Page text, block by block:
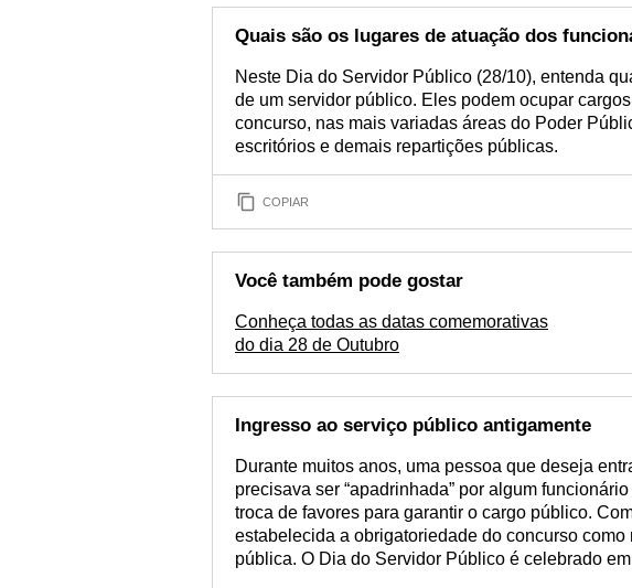
Quais são os lugares de atuação dos
Neste Dia do Servidor Público (28/10), entenda
de um servidor público. Eles podem ocupar
concurso, nas mais variadas áreas do Poder
escritórios e demais repartições públicas.
COPIAR
Você também pode gostar
Conheça todas as datas comemorativas
do dia 28 de Outubro
Ingresso ao serviço público antigamente
Durante muitos anos, uma pessoa que deseja
precisava ser “apadrinhada” por algum
troca de favores para garantir o cargo público.
estabelecida a obrigatoriedade do concurso
pública. O Dia do Servidor Público é celebrado